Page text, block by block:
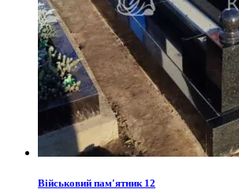
Військовий пам'ятник 12